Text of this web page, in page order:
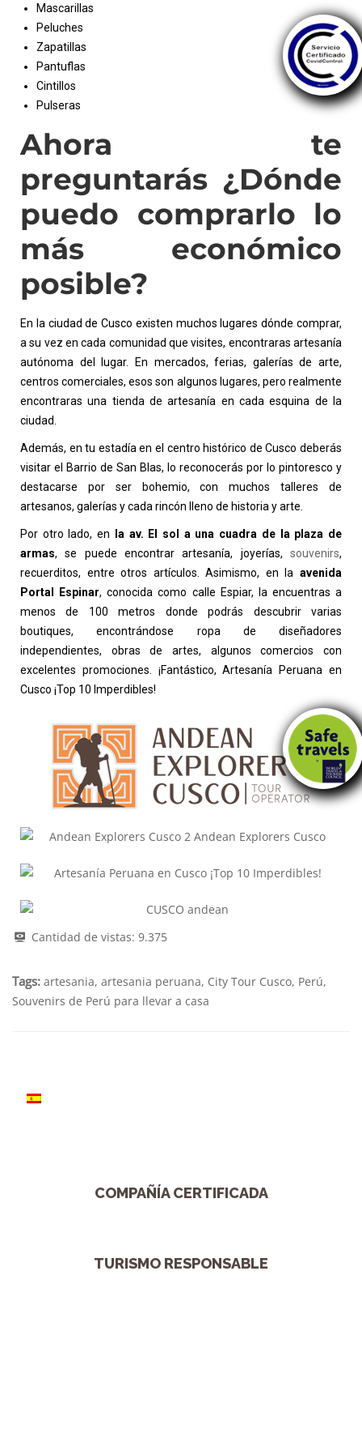
Mascarillas
Peluches
Zapatillas
Pantuflas
Cintillos
Pulseras
Ahora te
preguntarás ¿Dónde
puedo comprarlo lo
más económico
posible?
En la ciudad de Cusco existen muchos lugares dónde comprar,
a su vez en cada comunidad que visites, encontraras artesanía
autónoma del lugar. En mercados, ferias, galerías de arte,
centros comerciales, esos son algunos lugares, pero realmente
encontraras una tienda de artesanía en cada esquina de la
ciudad.
Además, en tu estadía en el centro histórico de Cusco deberás
visitar el Barrio de San Blas, lo reconocerás por lo pintoresco y
destacarse por ser bohemio, con muchos talleres de
artesanos, galerías y cada rincón lleno de historia y arte.
Por otro lado, en
la av. El sol a una cuadra de la plaza de
armas, se puede encontrar artesanía, joyerías, souvenirs,
recuerditos, entre otros artículos. Asimismo, en la avenida
Portal Espinar, conocida como calle Espiar, la encuentras a
menos de 100 metros donde podrás descubrir varias
boutiques, encontrándose ropa de diseñadores
independientes, obras de artes, algunos comercios con
excelentes promociones. ¡Fantástico, Artesanía Peruana en
Cusco ¡Top 10 Imperdibles!
Cantidad de vistas: 9.375
Tags: artesania, artesania peruana, City Tour Cusco, Perú,
Souvenirs de Perú para llevar a casa
COMPAÑÍA CERTIFICADA
TURISMO RESPONSABLE